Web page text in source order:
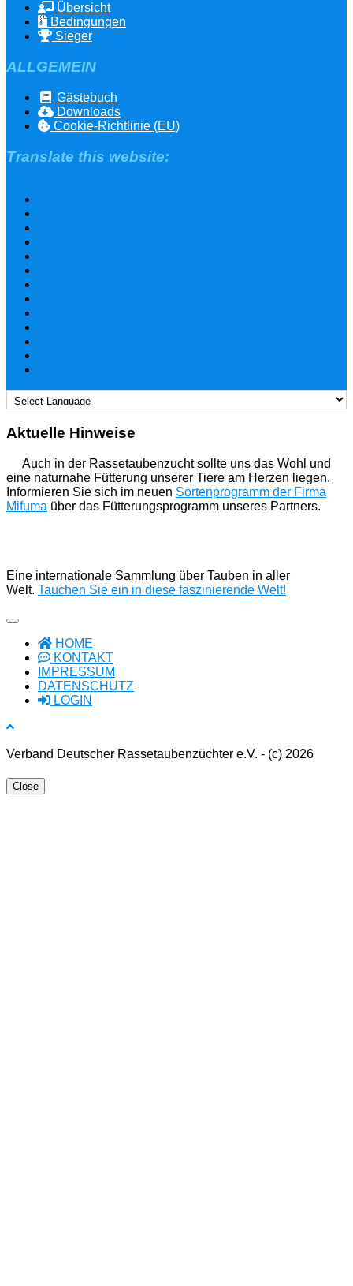
Übersicht
Bedingungen
Sieger
ALLGEMEIN
Gästebuch
Downloads
Cookie-Richtlinie (EU)
Translate this website:
Aktuelle Hinweise
Auch in der Rassetaubenzucht sollte uns das Wohl und
eine naturnahe Fütterung unserer Tiere am Herzen liegen.
Informieren Sie sich im neuen Sortenprogramm der Firma
Mifuma über das Fütterungsprogramm unseres Partners.
Eine internationale Sammlung über Tauben in aller
Welt. Tauchen Sie ein in diese faszinierende Welt!
HOME
KONTAKT
IMPRESSUM
DATENSCHUTZ
LOGIN
Verband Deutscher Rassetaubenzüchter e.V. - (c) 2026
Close